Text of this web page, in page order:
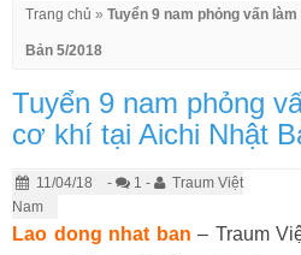
Trang chủ » Tuyển 9 nam phỏng vấn
Bản 5/2018
Tuyển 9 nam phỏng
cơ khí tại Aichi Nhật
11/04/18 - 1 -
Traum Việt
Nam
Lao dong nhat ban – Traum